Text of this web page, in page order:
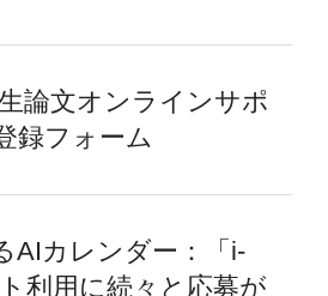
論文オンラインサポ
録フォーム
AIカレンダー：「i-
利用に続々と応募が